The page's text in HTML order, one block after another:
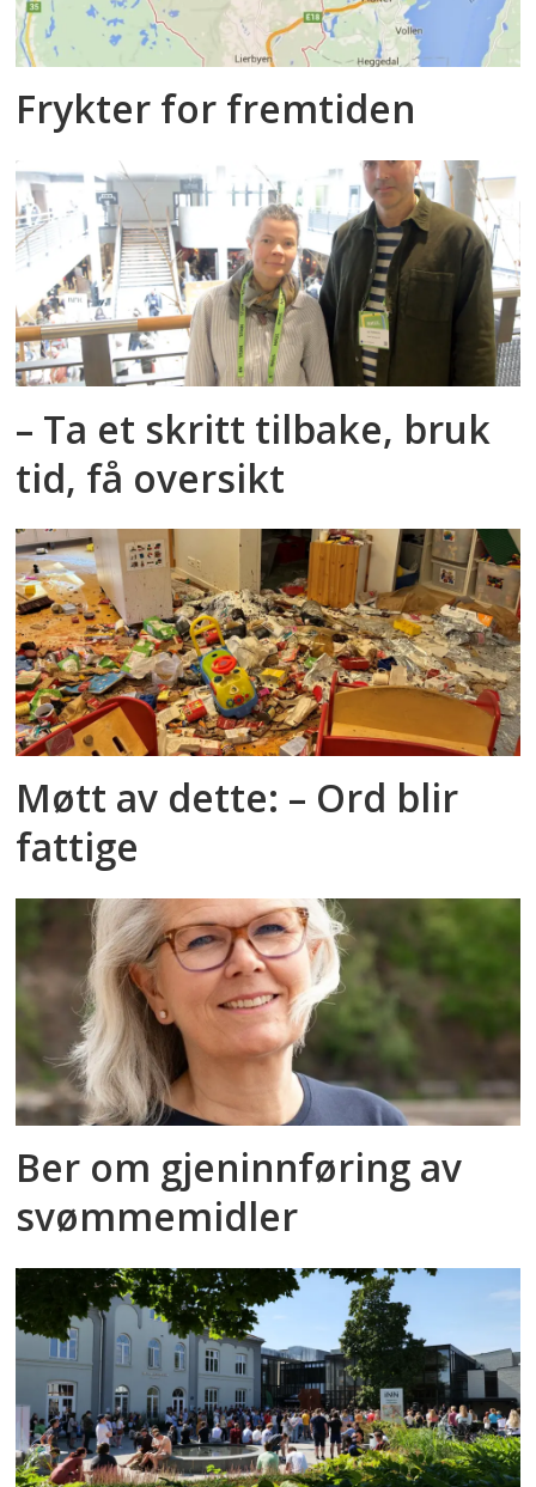
Frykter for fremtiden
– Ta et skritt tilbake, bruk
tid, få oversikt
Møtt av dette: – Ord blir
fattige
Ber om gjeninnføring av
svømmemidler